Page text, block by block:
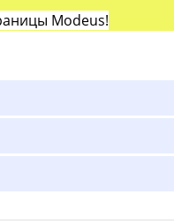
Modeus!